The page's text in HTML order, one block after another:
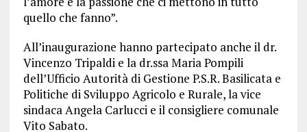
quello che fanno”.
All’inaugurazione hanno partecipato anche il dr.
Vincenzo Tripaldi e la dr.ssa Maria Pompili
dell’Ufficio Autorità di Gestione P.S.R. Basilicata e
Politiche di Sviluppo Agricolo e Rurale, la vice
sindaca Angela Carlucci e il consigliere comunale
Vito Sabato.